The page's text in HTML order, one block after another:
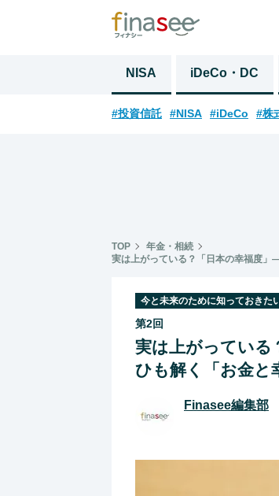
NISA iDeCo・DC
#投資信託 #NISA #iDeCo #株
TOP
年金・相続
実は上がっている？「日本の幸福度」
今と未来のために知っておきた
第2回
実は上がっている
ひも解く「お金と
Finasee編集部